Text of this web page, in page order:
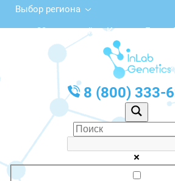
Выбор региона
28, микрорайон Красная Горка,
с 10:00 до 20:00
График работы: Пн-Пт с
8 (800) 333-